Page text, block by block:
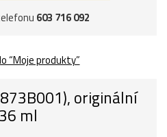
603 716 092
“Moje produkty”
originální
ml